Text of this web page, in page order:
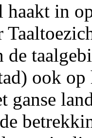
in
de
ook
ganse